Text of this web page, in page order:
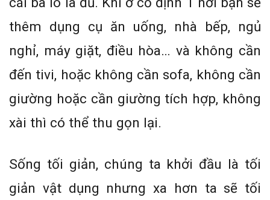
thêm dụng cụ ăn uống, nhà bếp, ngủ
nghỉ, máy giặt, điều hòa… và không cần
đến tivi, hoặc không cần sofa, không cần
giường hoặc cần giường tích hợp, không
xài thì có thể thu gọn lại.
Sống tối giản, chúng ta khởi đầu là tối
giản vật dụng nhưng xa hơn ta sẽ tối